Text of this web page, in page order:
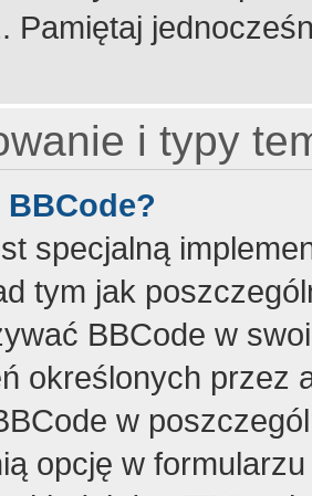
Pamiętaj
i typy
specjalną
tym jak
BBCode w
określonych przez
w
opcję w